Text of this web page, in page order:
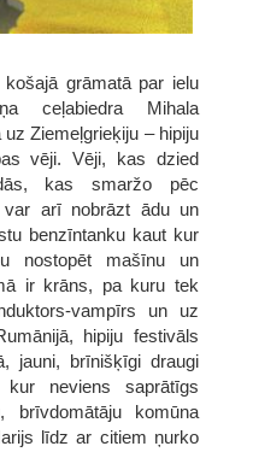
grāmatā par ielu
ceļabiedra Mihala
Ziemeļgrieķiju – hipiju
vēji. Vēji, kas dzied
kas smaržo pēc
arī nobrāzt ādu un
benzīntanku kaut kur
nostopēt mašīnu un
ir krāns, pa kuru tek
vampīrs un uz
hipiju festivāls
jauni, brīnišķīgi draugi
kur neviens saprātīgs
komūna
līdz ar citiem ņurko